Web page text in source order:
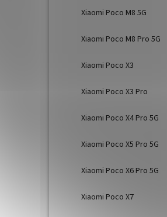
Xiaomi Poco M8 5G
Xiaomi Poco M8 Pro 5G
Xiaomi Poco X3
Xiaomi Poco X3 Pro
Xiaomi Poco X4 Pro 5G
Xiaomi Poco X5 Pro 5G
Xiaomi Poco X6 Pro 5G
Xiaomi Poco X7